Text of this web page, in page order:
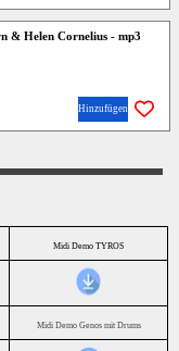
& Helen Cornelius - mp3
Hinzufügen
Midi Demo TYROS
Midi Demo Genos mit Drums